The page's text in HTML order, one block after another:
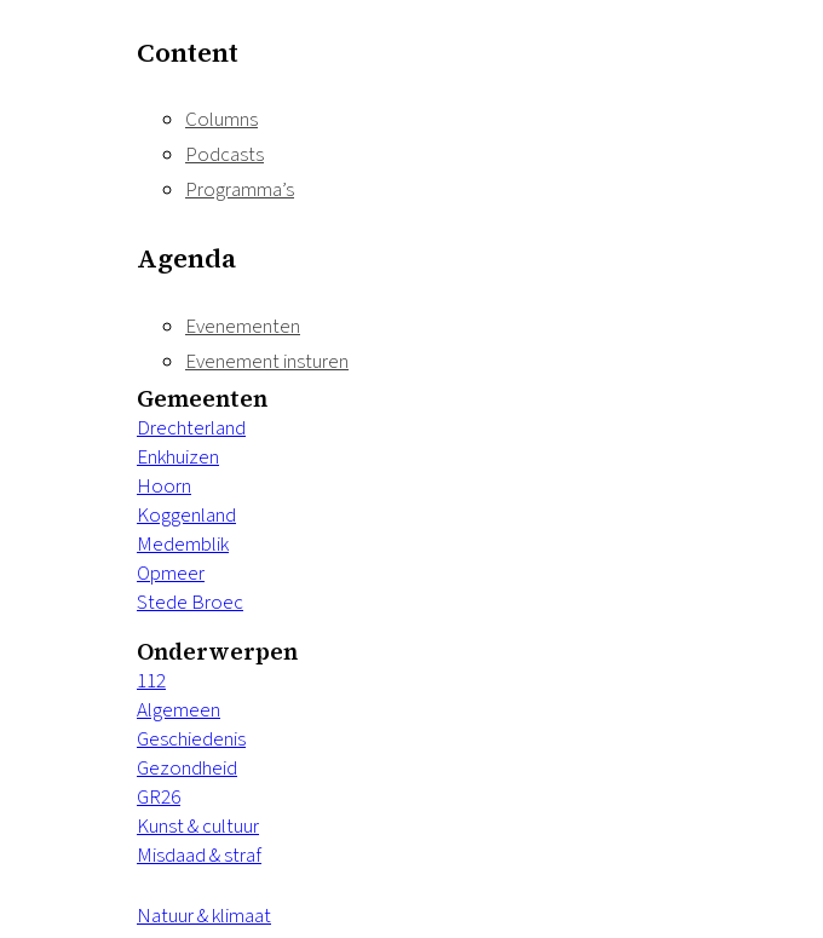
Content
Columns
Podcasts
Programma’s
Agenda
Evenementen
Evenement insturen
Gemeenten
Drechterland
Enkhuizen
Hoorn
Koggenland
Medemblik
Opmeer
Stede Broec
Onderwerpen
112
Algemeen
Geschiedenis
Gezondheid
GR26
Kunst & cultuur
Misdaad & straf
Natuur & klimaat